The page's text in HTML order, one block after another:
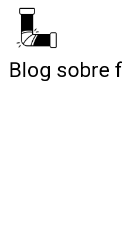
Blog sobre